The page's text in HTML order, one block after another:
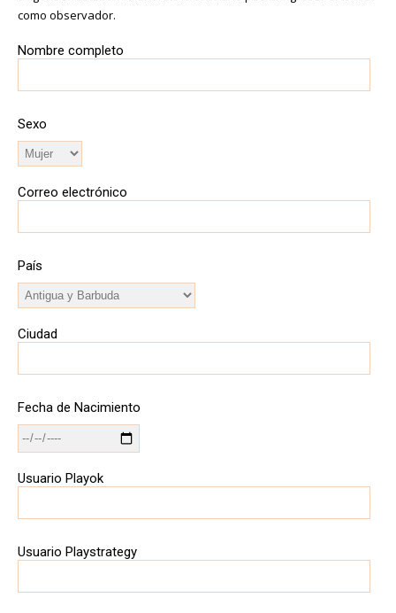
como observador.
Nombre completo
Sexo
Correo electrónico
País
Ciudad
Fecha de Nacimiento
Usuario Playok
Usuario Playstrategy